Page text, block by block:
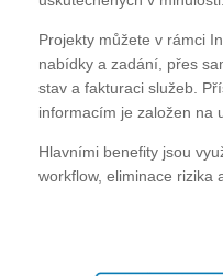
Projekty můžete v rámci
nabídky a zadání, přes
stav a fakturaci služeb.
informacím je založen na
Hlavními benefity jsou
workflow, eliminace rizika